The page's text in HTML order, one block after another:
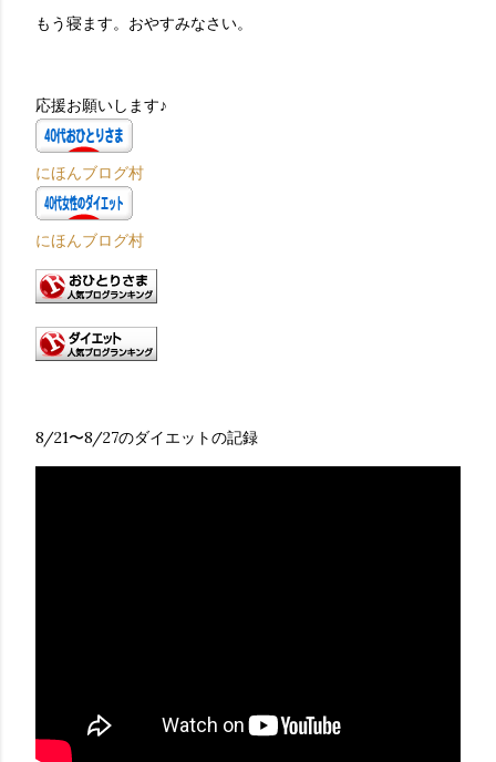
もう寝ます。おやすみなさい。
応援お願いします♪
にほんブログ村
にほんブログ村
8/21〜8/27のダイエットの記録